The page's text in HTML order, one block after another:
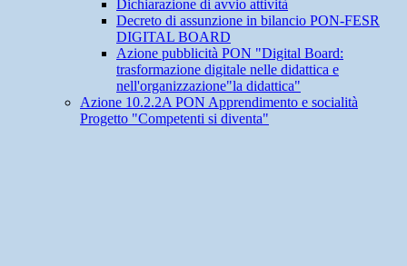
Dichiarazione di avvio attività
Decreto di assunzione in bilancio PON-FESR
DIGITAL BOARD
Azione pubblicità PON "Digital Board:
trasformazione digitale nelle didattica e
nell'organizzazione"la didattica"
Azione 10.2.2A PON Apprendimento e socialità
Progetto "Competenti si diventa"